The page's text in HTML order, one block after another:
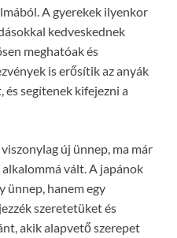
A gyerekek ilyenkor
kedveskednek
meghatóak és
is erősítik az anyák
segítenek kifejezni a
új ünnep, ma már
vált. A japánok
ünnep, hanem egy
szeretetüket és
akik alapvető szerepet